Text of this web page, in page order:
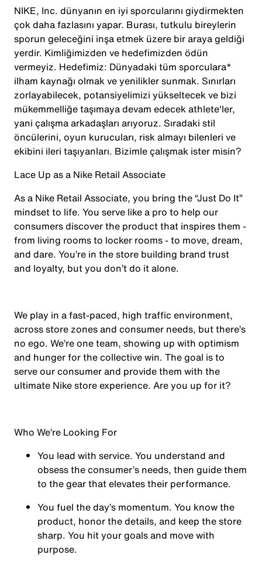
NIKE, Inc. dünyanın en iyi sporcularını giydirmekten
çok daha fazlasını yapar. Burası, tutkulu bireylerin
sporun geleceğini inşa etmek üzere bir araya geldiği
yerdir. Kimliğimizden ve hedefimizden ödün
vermeyiz. Hedefimiz: Dünyadaki tüm sporculara*
ilham kaynağı olmak ve yenilikler sunmak. Sınırları
zorlayabilecek, potansiyelimizi yükseltecek ve bizi
mükemmelliğe taşımaya devam edecek athlete'ler,
yani çalışma arkadaşları arıyoruz. Sıradaki stil
öncülerini, oyun kurucuları, risk almayı bilenleri ve
ekibini ileri taşıyanları. Bizimle çalışmak ister misin?
Lace Up as a Nike Retail Associate
As a Nike Retail Associate, you bring the “Just Do It”
mindset to life. You serve like a pro to help our
consumers discover the product that inspires them -
from living rooms to locker rooms - to move, dream,
and dare. You’re in the store building brand trust
and loyalty, but you don’t do it alone.
We play in a fast-paced, high traffic environment,
across store zones and consumer needs, but there’s
no ego. We’re one team, showing up with optimism
and hunger for the collective win. The goal is to
serve our consumer and provide them with the
ultimate Nike store experience. Are you up for it?
Who We’re Looking For
You lead with service. You understand and
obsess the consumer’s needs, then guide them
to the gear that elevates their performance.
You fuel the day’s momentum. You know the
product, honor the details, and keep the store
sharp. You hit your goals and move with
purpose.